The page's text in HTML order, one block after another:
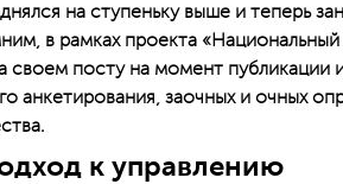
на ступеньку выше и теперь
в рамках проекта
своем посту на момент публикации
анкетирования, заочных и очных
к управлению